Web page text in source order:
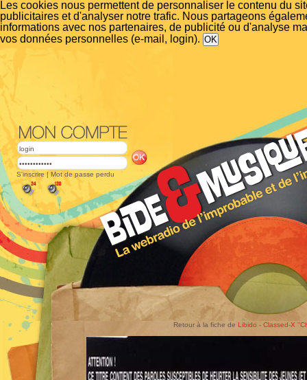
Les cookies nous permettent de personnaliser le contenu du
publicitaires et d'analyser notre trafic. Nous partageons
informations avec nos partenaires, de publicité ou d'analyse
vos données personnelles (e-mail, login).
S'inscrire | Mot de passe perdu
Retour à la fiche de Libido - Classed-X